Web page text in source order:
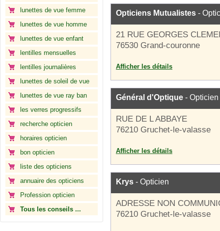
lunettes de vue femme
lunettes de vue homme
lunettes de vue enfant
lentilles mensuelles
lentilles journalières
lunettes de soleil de vue
lunettes de vue ray ban
les verres progressifs
recherche opticien
horaires opticien
bon opticien
liste des opticiens
annuaire des opticiens
Profession opticien
Tous les conseils ...
Opticiens Mutualistes -
21 RUE GEORGES
76530 Grand-couronne
Afficher les détails
Général d'Optique - Opticien
RUE DE L ABBAYE
76210 Gruchet-le-valasse
Afficher les détails
Krys - Opticien
ADRESSE NON
76210 Gruchet-le-valasse